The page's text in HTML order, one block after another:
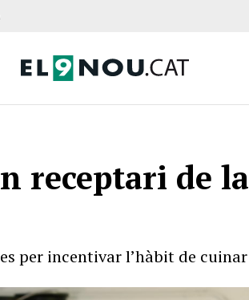
receptari de
per incentivar l’hàbit de